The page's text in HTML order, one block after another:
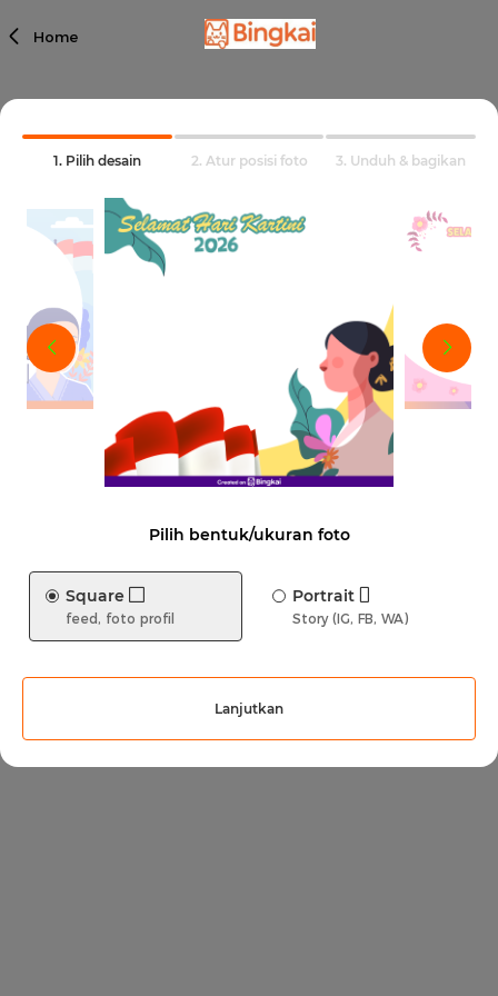
Home
1. Pilih desain 2. Atur posisi foto 3. Unduh & bagikan
Pilih bentuk/ukuran foto
Square
feed, foto profil
Portrait
Story (IG, FB, WA)
Lanjutkan